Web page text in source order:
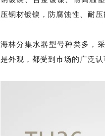
压铜材镀镍，防腐蚀性、耐压
海林分集水器型号种类多，
是外观，都受到市场的广泛认